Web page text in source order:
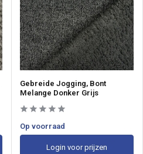
Gebreide Jogging, Bont
Melange Donker Grijs
Op voorraad
Login voor prijzen